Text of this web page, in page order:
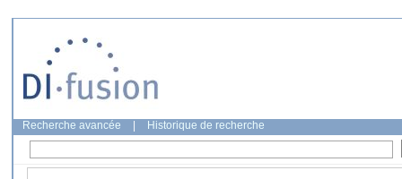
Recherche avancée Historique de recherche